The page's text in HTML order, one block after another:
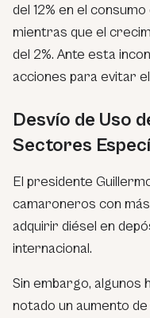
del 12% en el
mientras que el
del 2%. Ante esta
acciones para evitar
Desvío de Uso
Sectores
El presidente
camaroneros con
adquirir diésel en
internacional.
Sin embargo, algunos
notado un aumento